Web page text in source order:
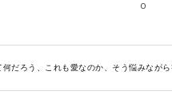
0
何だろう、これも愛なのか、そう悩みなが